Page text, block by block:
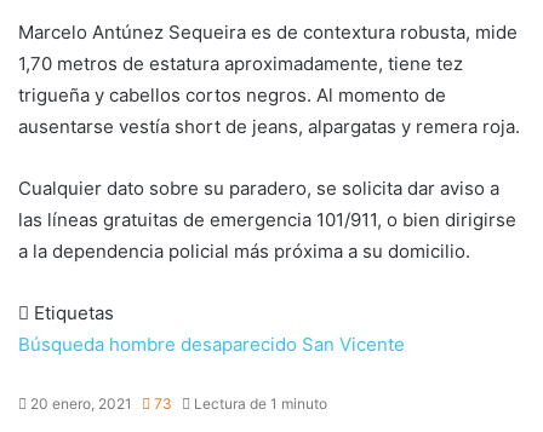
Marcelo Antúnez Sequeira es de contextura robusta, mide
1,70 metros de estatura aproximadamente, tiene tez
trigueña y cabellos cortos negros. Al momento de
ausentarse vestía short de jeans, alpargatas y remera roja.
Cualquier dato sobre su paradero, se solicita dar aviso a
las líneas gratuitas de emergencia 101/911, o bien dirigirse
a la dependencia policial más próxima a su domicilio.
Etiquetas
Búsqueda hombre desaparecido San Vicente
20 enero, 2021 73 Lectura de 1 minuto